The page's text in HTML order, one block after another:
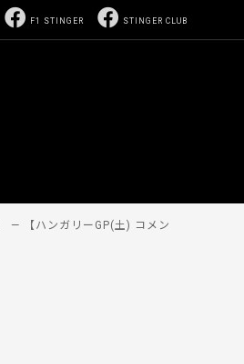
STINGER CLUB
F1 STINGER
— 【ハンガリーGP(土) コメン